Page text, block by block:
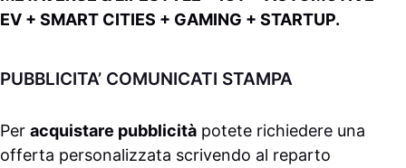
EV + SMART CITIES + GAMING + STARTUP.
PUBBLICITA’ COMUNICATI STAMPA
Per acquistare pubblicità potete richiedere una
offerta personalizzata scrivendo al reparto